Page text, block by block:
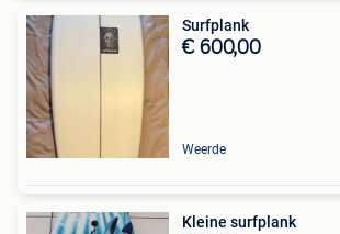
Surfplank
€ 600,00
Weerde
Kleine surfplank